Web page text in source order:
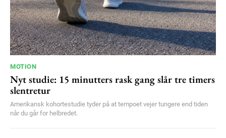
MOTION
Nyt studie: 15 minutters rask gang slår tre timers
slentretur
Amerikansk kohortestudie tyder på at tempoet vejer tungere end tiden
når du går for helbredet.